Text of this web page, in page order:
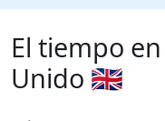
El tiempo
Unido 🇬🇧